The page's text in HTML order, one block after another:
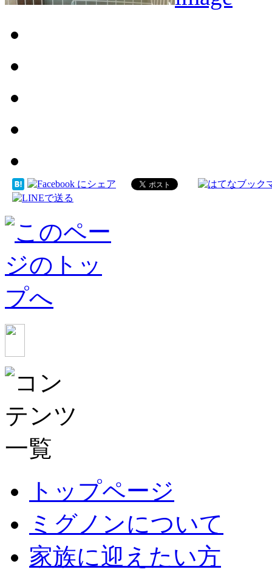
トップページ
ミグノンについて
家族に迎えたい方